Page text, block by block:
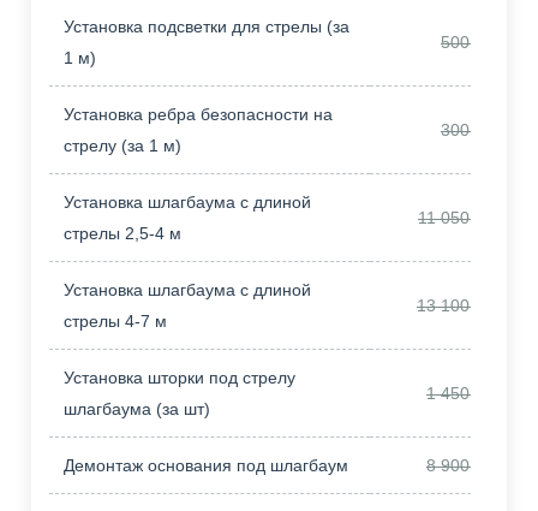
Установка подсветки для стрелы (за
1 м)
500,00
Установка ребра безопасности на
стрелу (за 1 м)
300,00
Установка шлагбаума с длиной
стрелы 2,5-4 м
11 050,00
Установка шлагбаума с длиной
стрелы 4-7 м
13 100,00
Установка шторки под стрелу
шлагбаума (за шт)
1 450,00
Демонтаж основания под шлагбаум 8 900,00